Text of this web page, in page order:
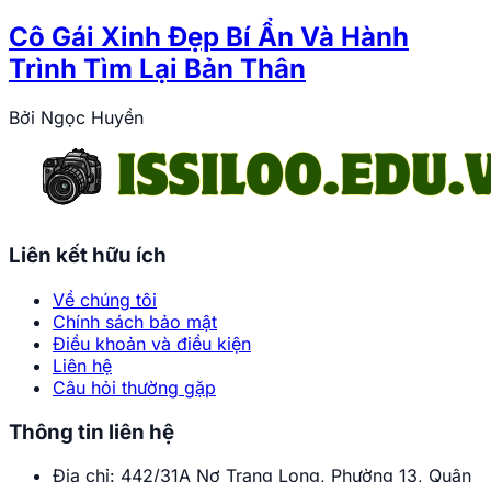
Cô Gái Xinh Đẹp Bí Ẩn Và Hành
Trình Tìm Lại Bản Thân
Bởi Ngọc Huyền
Liên kết hữu ích
Về chúng tôi
Chính sách bảo mật
Điều khoản và điều kiện
Liên hệ
Câu hỏi thường gặp
Thông tin liên hệ
Địa chỉ: 442/31A Nơ Trang Long, Phường 13, Quận